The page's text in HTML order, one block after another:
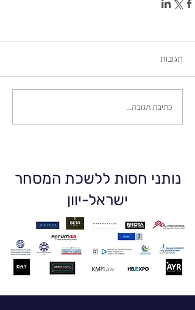
תגובות
כתיבת תגובה...
נותני חסות ללשכת המסחר
ישראל-יוון